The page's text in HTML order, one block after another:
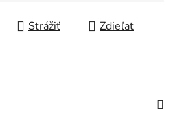
Strážiť Zdieľať